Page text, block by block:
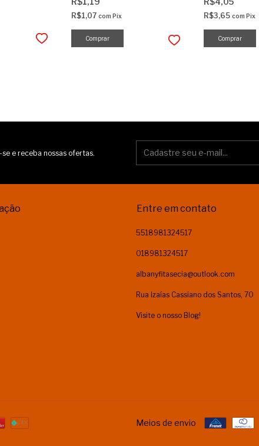
R$1,07 com Pix R$3,65 com Pix
e receba nossas ofertas.
Entre em contato
5518981324517
018981324517
albanyfitasecia@outlook.com
Rua Izaías Cassiano dos Santos, 70
Visite o nosso Blog!
Meios de envio